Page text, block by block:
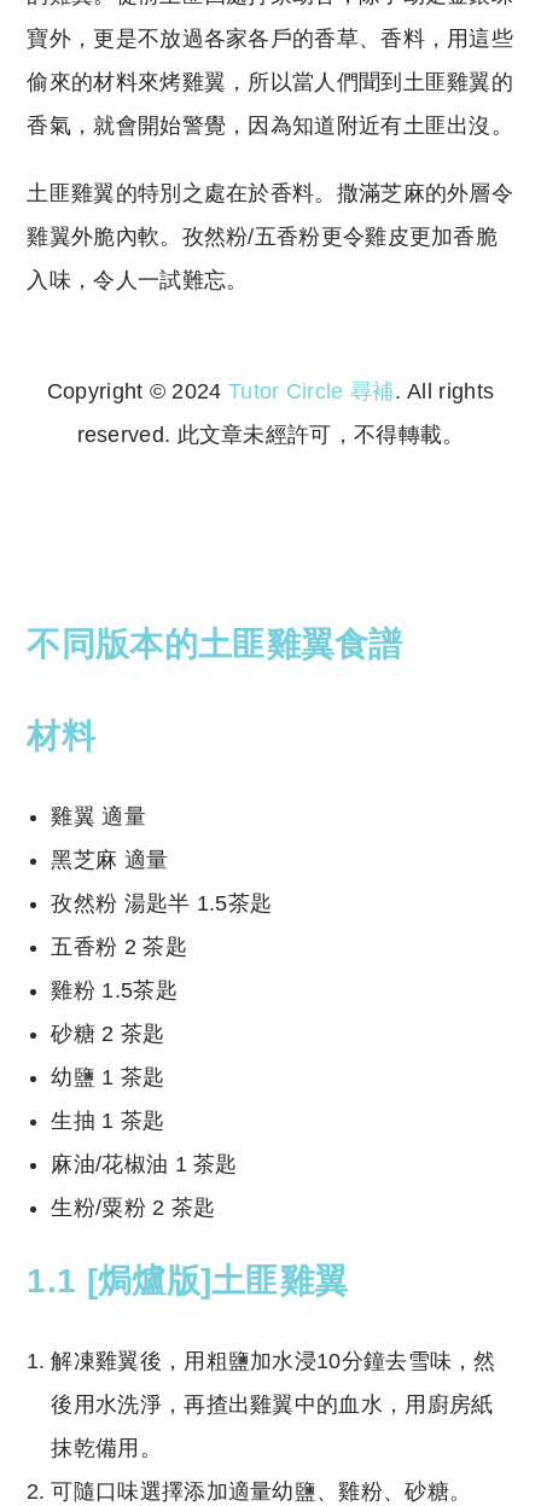
寶外，更是不放過各家各戶的香草、香料，用這些
偷來的材料來烤雞翼，所以當人們聞到土匪雞翼的
香氣，就會開始警覺，因為知道附近有土匪出沒。
土匪雞翼的特別之處在於香料。撒滿芝麻的外層令
雞翼外脆內軟。孜然粉/五香粉更令雞皮更加香脆
入味，令人一試難忘。
Copyright © 2024 Tutor Circle 尋補. All rights
reserved. 此文章未經許可，不得轉載。
不同版本的土匪雞翼食譜
材料
雞翼適量
黑芝麻 適量
孜然粉 湯匙半 1.5茶匙
五香粉 2 茶匙
雞粉 1.5茶匙
砂糖 2 茶匙
幼鹽 1 茶匙
生抽 1 茶匙
麻油/花椒油 1 茶匙
生粉/粟粉 2 茶匙
1.1 [焗爐版]土匪雞翼
解凍雞翼後，用粗鹽加水浸10分鐘去雪味，然
後用水洗淨，再揸出雞翼中的血水，用廚房紙
抹乾備用。
可隨口味選擇添加適量幼鹽、雞粉、砂糖。